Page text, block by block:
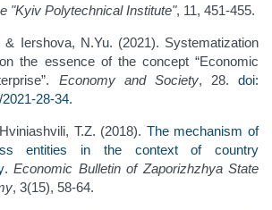
"Kyiv Polytechnical Institute", 11, 451-455.
Iershova, N.Yu. (2021). Systematization
the essence of the concept “Economic
Economy and Society, 28. doi:
28-34.
T.Z. (2018). The mechanism of
entities in the context of country
. Economic Bulletin of Zaporizhzhya State
, 3(15), 58-64.